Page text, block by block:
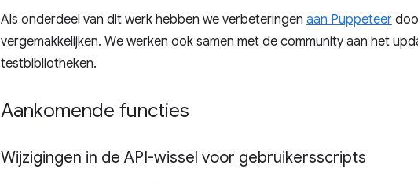
Als onderdeel van dit werk hebben we verbeteringen aan Puppeteer
vergemakkelijken. We werken ook samen met de community aan het
testbibliotheken.
Aankomende functies
Wijzigingen in de API-wissel voor gebruikersscripts